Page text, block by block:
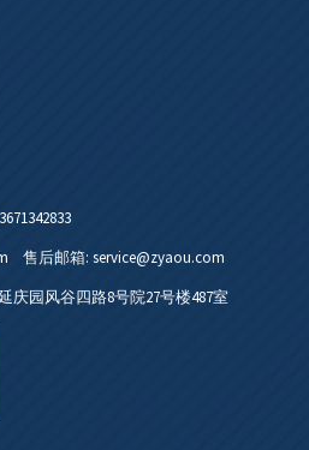
售后邮箱: service@zyaou.com
庆园风谷四路8号院27号楼487室